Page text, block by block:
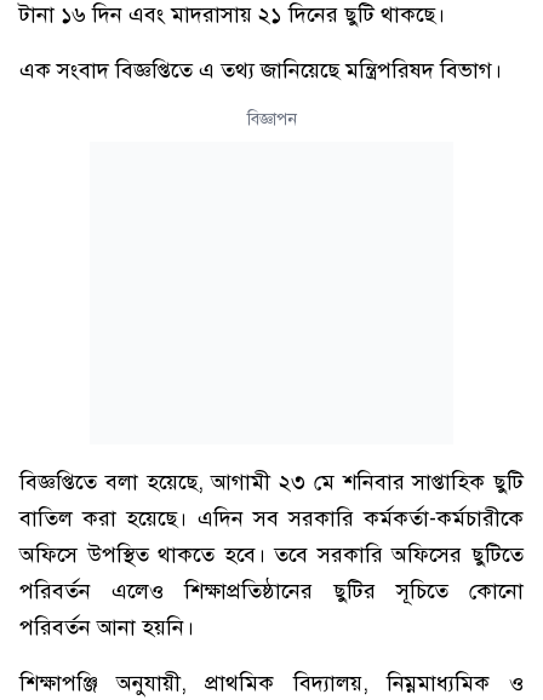
টানা ১৬ দিন এবং মাদরাসায় ২১ দিনের ছুটি থাকছে।
এক সংবাদ বিজ্ঞপ্তিতে এ তথ্য জানিয়েছে মন্ত্রিপরিষদ বিভাগ।
বিজ্ঞাপন
বিজ্ঞপ্তিতে বলা হয়েছে, আগামী ২৩ মে শনিবার সাপ্তাহিক ছুটি
বাতিল করা হয়েছে। এদিন সব সরকারি কর্মকর্তা-কর্মচারীকে
অফিসে উপস্থিত থাকতে হবে। তবে সরকারি অফিসের ছুটিতে
পরিবর্তন এলেও শিক্ষাপ্রতিষ্ঠানের ছুটির সূচিতে কোনো
পরিবর্তন আনা হয়নি।
শিক্ষাপঞ্জি অনুযায়ী, প্রাথমিক বিদ্যালয়, নিম্নমাধ্যমিক ও